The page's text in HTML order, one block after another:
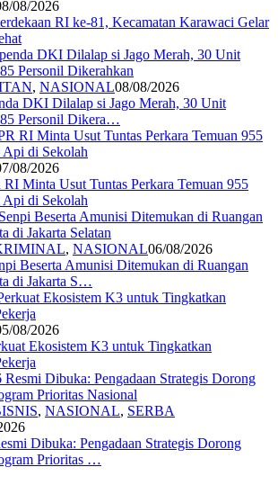
08/2026
RI ke-81, Kecamatan Karawaci Gelar
, NASIONAL08/08/2026
DKI Dilalap si Jago Merah, 30 Unit
Personil Dikera…
08/2026
Minta Usut Tuntas Perkara Temuan 955
Api di Sekolah
, NASIONAL06/08/2026
Beserta Amunisi Ditemukan di Ruangan
di Jakarta S…
08/2026
Ekosistem K3 untuk Tingkatkan
, NASIONAL, SERBA
Dibuka: Pengadaan Strategis Dorong
Prioritas …